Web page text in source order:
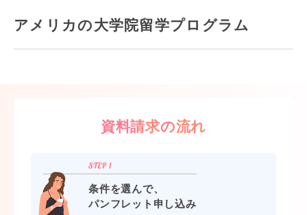
アメリカの大学院留学プログラム
資料請求の流れ
条件を選んで、
パンフレット申し込み